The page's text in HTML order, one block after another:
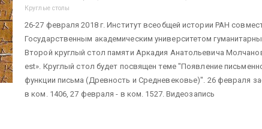
Круглые столы
26-27 февраля 2018 г. Институт всеобщей истории РАН
Государственным академическим университетом
Второй круглый стол памяти Аркадия Анатольевича
est». Круглый стол будет посвящен теме "Появление
функции письма (Древность и Средневековье)". 26 февраля
в ком. 1406, 27 февраля - в ком. 1527. Видеозапись